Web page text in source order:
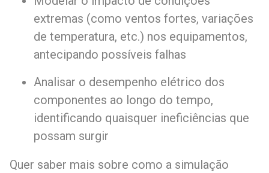
extremas (como ventos fortes, variações
de temperatura, etc.) nos equipamentos,
antecipando possíveis falhas
Analisar o desempenho elétrico dos
componentes ao longo do tempo,
identificando quaisquer ineficiências que
possam surgir
Quer saber mais sobre como a simulação